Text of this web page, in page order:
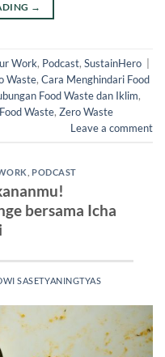
→
Work, Podcast, SustainHero
Waste, Cara Menghindari Food
Food Waste dan Iklim,
Waste, Zero Waste
Leave a comment
PODCAST
bersama Icha
SASETYANINGTYAS